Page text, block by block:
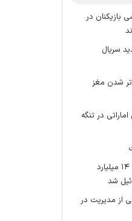
بازیکنان در
سریال
شدن مغز
در تنگه
نتانیاهو خواستار افزایش ۱۴ میلیارد
شد
از مدیریت در